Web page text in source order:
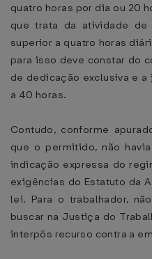
quatro horas por dia ou 20
que trata da atividade de
superior a quatro horas
para isso deve constar do
de dedicação exclusiva e
a 40 horas.
Contudo, conforme
que o permitido, não
indicação expressa do
exigências do Estatuto da
lei. Para o trabalhador,
buscar na Justiça do
interpôs recurso contra a